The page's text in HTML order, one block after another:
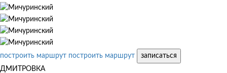
построить маршрут построить маршрут
записаться
ДМИТРОВКА